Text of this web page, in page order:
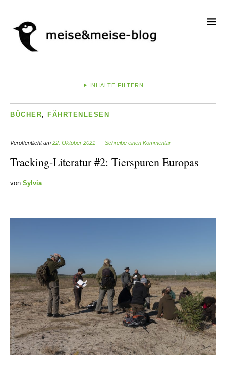
INHALTE FILTERN
BÜCHER, FÄHRTENLESEN
Veröffentlicht am 22. Oktober 2021 Schreibe einen Kommentar
Tracking-Literatur #2: Tierspuren Europas
von Sylvia